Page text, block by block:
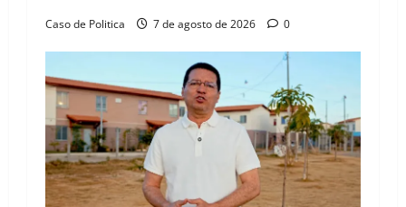
Caso de Politica 7 de agosto de 2026 0